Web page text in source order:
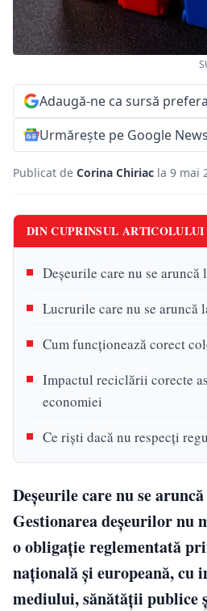
Adaugă-ne ca sursă
Urmărește pe Google News
Publicat de Corina Chiriac la 9 mai
DIN CUPRINSUL ARTICOLULUI
Deșeurile care nu se aruncă
Lucrurile care nu se aruncă
Cum funcționează corect
Impactul reciclării corecte
economiei
Ce riști dacă nu respecți
Deșeurile care nu se
Gestionarea deșeurilor nu
o obligație reglementată
națională și europeană, cu
mediului, sănătății publice